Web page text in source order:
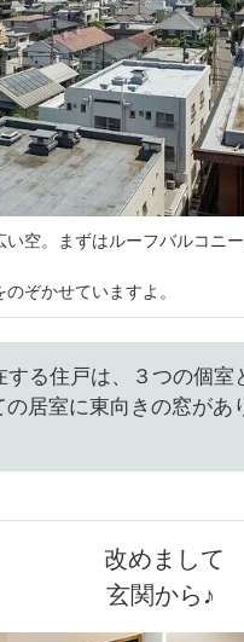
い空。まずはルーフバルコニ
ぞかせていますよ。
する住戸は、３つの個室
の居室に東向きの窓が
改めまして
玄関から♪